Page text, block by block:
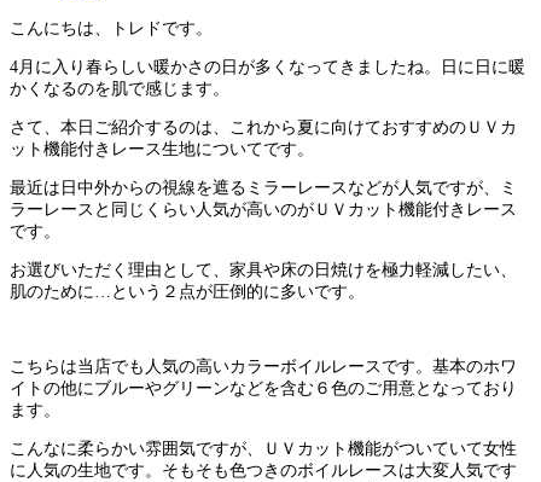
こんにちは、トレドです。
4月に入り春らしい暖かさの日が多くなってきましたね。日に日に暖
かくなるのを肌で感じます。
さて、本日ご紹介するのは、これから夏に向けておすすめのＵＶカ
ット機能付きレース生地についてです。
最近は日中外からの視線を遮るミラーレースなどが人気ですが、ミ
ラーレースと同じくらい人気が高いのがＵＶカット機能付きレース
です。
お選びいただく理由として、家具や床の日焼けを極力軽減したい、
肌のために…という２点が圧倒的に多いです。
こちらは当店でも人気の高いカラーボイルレースです。基本のホワ
イトの他にブルーやグリーンなどを含む６色のご用意となっており
ます。
こんなに柔らかい雰囲気ですが、ＵＶカット機能がついていて女性
に人気の生地です。そもそも色つきのボイルレースは大変人気です